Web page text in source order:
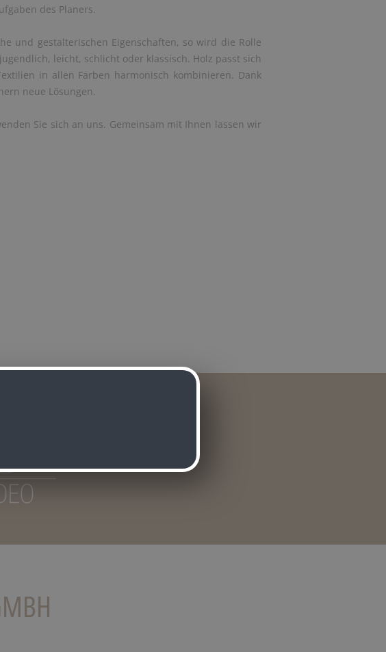
des Planers.
und gestalterischen Eigenschaften, so wird die Rolle
leicht, schlicht oder klassisch. Holz passt sich
in allen Farben harmonisch kombinieren. Dank
neue Lösungen.
Sie sich an uns. Gemeinsam mit Ihnen lassen wir